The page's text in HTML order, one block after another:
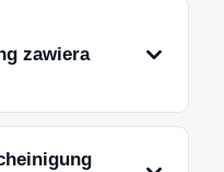
zawiera